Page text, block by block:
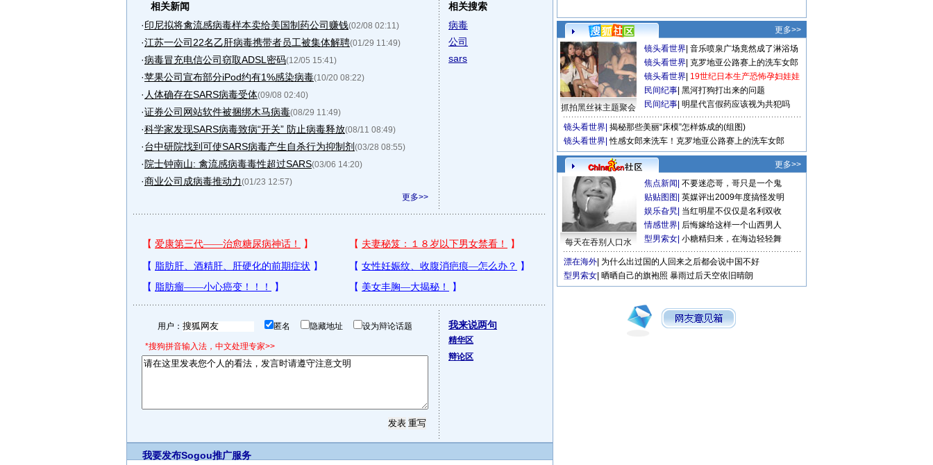
相关新闻
·印尼拟将禽流感病毒样本卖给美国制药公司赚钱(02/08 02:11)
·江苏一公司22名乙肝病毒携带者员工被集体解聘(01/29 11:49)
·病毒冒充电信公司窃取ADSL密码(12/05 15:41)
·苹果公司宣布部分iPod约有1%感染病毒(10/20 08:22)
· 人体确存在SARS病毒受体(09/08 02:40)
·证券公司网站软件被捆绑木马病毒(08/29 11:49)
·科学家发现SARS病毒致病“开关” 防止病毒释放(08/11 08:49)
·台中研院找到可使SARS病毒产生自杀行为抑制剂 (03/28 08:55)
· 院士钟南山: 禽流感病毒毒性超过SARS(03/06 14:20)
·商业公司成病毒推动力(01/23 12:57)
更多>>
相关搜索
病毒
公司
sars
用户： 匿名 隐藏地址 设为辩论话题
*搜狗拼音输入法，中文处理专家>>
我来说两句
精华区
辩论区
我要发布Sogou推广服务
更多>>
抓拍黑丝袜主题聚会
镜头看世界 音乐喷泉广场竟然成了淋浴场
镜头看世界 克罗地亚公路赛上的洗车女郎
镜头看世界 19世纪日本生产恐怖孕妇娃娃
民间纪事 黑河打狗打出来的问题
民间纪事 明星代言假药应该视为共犯吗
镜头看世界 揭秘那些美丽“床模”怎样炼成的(组图)
镜头看世界 性感女郎来洗车！克罗地亚公路赛上的洗车女郎
更多>>
每天在吞别人口水
焦点新闻 不要迷恋哥，哥只是一个鬼
贴贴图图 英媒评出2009年度搞怪发明
娱乐旮旯 当红明星不仅仅是名利双收
情感世界 后悔嫁给这样一个山西男人
型男索女 小糖精归来，在海边轻轻舞
漂在海外 为什么出过国的人回来之后都会说中国不好
型男索女 晒晒自己的旗袍照 暴雨过后天空依旧晴朗